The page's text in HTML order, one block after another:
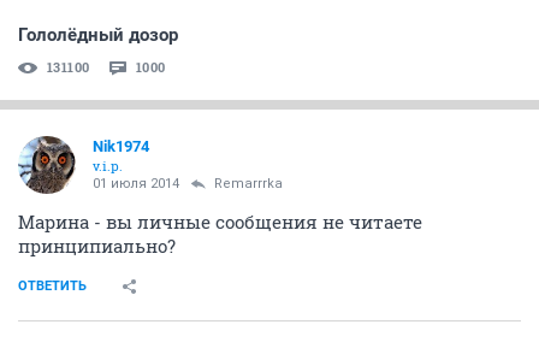
Гололёдный дозор
131100 1000
Nik1974
v.i.p.
01 июля 2014 Remarrrka
Марина - вы личные сообщения не читаете
принципиально?
ОТВЕТИТЬ